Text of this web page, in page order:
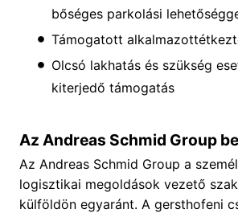
bőséges parkolási
Támogatott
Olcsó lakhatás és szükség
kiterjedő támogatás
Az Andreas Schmid Group
Az Andreas Schmid Group a
logisztikai megoldások vezető
külföldön egyaránt. A gersthofeni